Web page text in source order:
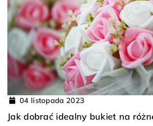
04 listopada 2023
Jak dobrać idealny bukiet na